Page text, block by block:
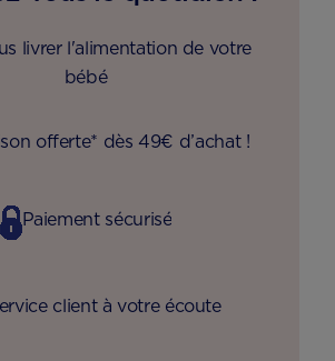
livrer l'alimentation de votre
bébé
offerte* dès 49€ d’achat !
Paiement sécurisé
client à votre écoute